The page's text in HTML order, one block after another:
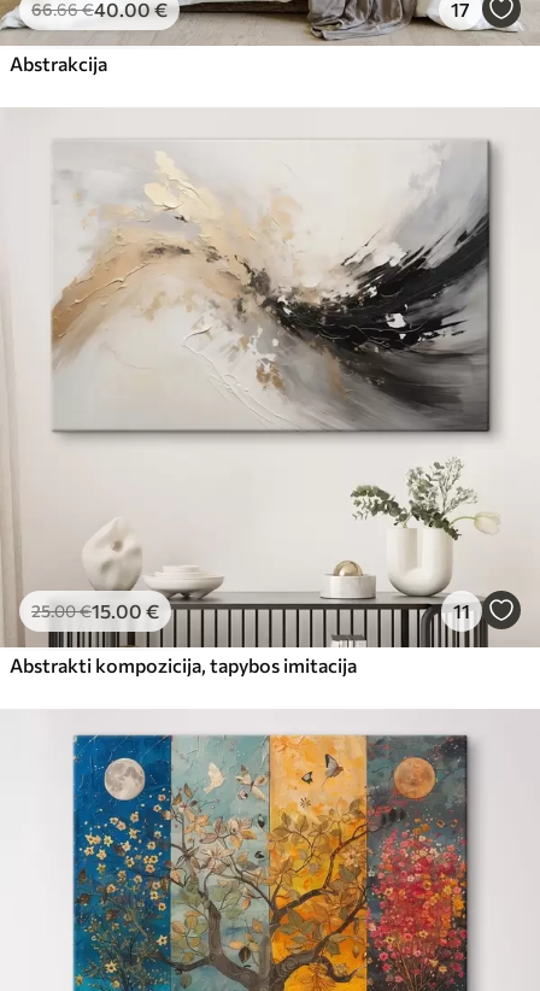
66.66€40.00€ 17
Abstrakcija
25.00€15.00 € 11
Abstrakti kompozicija, tapybos imitacija